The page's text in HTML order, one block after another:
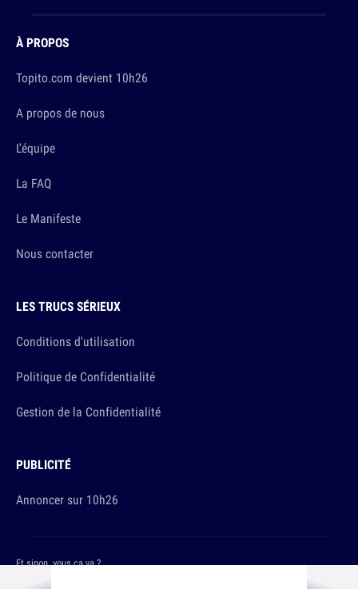
À PROPOS
Topito.com devient 10h26
A propos de nous
L'équipe
La FAQ
Le Manifeste
Nous contacter
LES TRUCS SÉRIEUX
Conditions d'utilisation
Politique de Confidentialité
Gestion de la Confidentialité
PUBLICITÉ
Annoncer sur 10h26
Et sinon, vous ça va ?